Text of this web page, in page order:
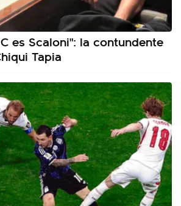
es Scaloni": la contundente
Tapia